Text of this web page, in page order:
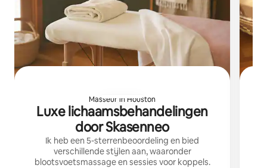
Masseur in Houston
Luxe lichaamsbehandelingen
door Skasenneo
Ik heb een 5-sterrenbeoordeling en bied
verschillende stijlen aan, waaronder
blootsvoetsmassage en sessies voor koppels.